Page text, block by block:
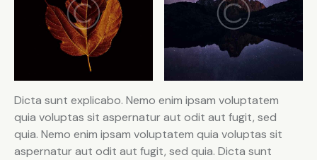
Dicta sunt explicabo. Nemo enim ipsam voluptatem
quia voluptas sit aspernatur aut odit aut fugit, sed
quia. Nemo enim ipsam voluptatem quia voluptas sit
aspernatur aut odit aut fugit, sed quia. Dicta sunt